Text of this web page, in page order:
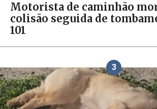
Motorista de caminhão
colisão seguida de
101
3